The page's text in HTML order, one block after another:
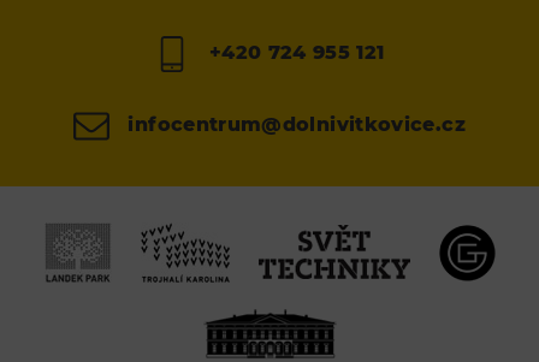
+420 724 955 121
infocentrum@dolnivitkovice.cz